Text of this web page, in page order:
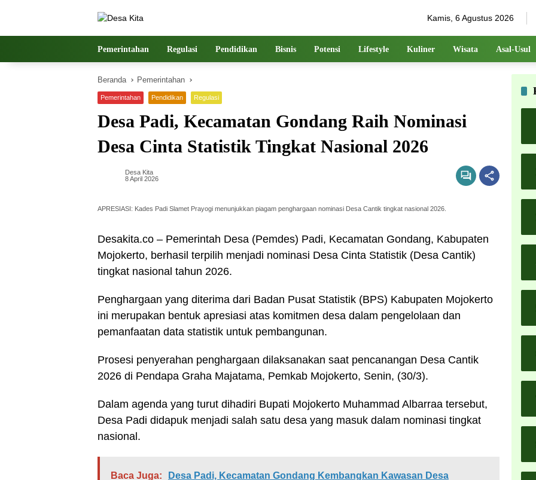
Kamis, 6 Agustus 2026
Pemerintahan Regulasi Pendidikan Bisnis Potensi Lifestyle Kuliner Wisata Asal-Usul
Beranda Pemerintahan
Pemerintahan Pendidikan Regulasi
Desa Padi, Kecamatan Gondang Raih Nominasi
Desa Cinta Statistik Tingkat Nasional 2026
Desa Kita
8 April 2026
APRESIASI: Kades Padi Slamet Prayogi menunjukkan piagam penghargaan nominasi Desa Cantik tingkat nasional 2026.
Desakita.co – Pemerintah Desa (Pemdes) Padi, Kecamatan Gondang, Kabupaten
Mojokerto, berhasil terpilih menjadi nominasi Desa Cinta Statistik (Desa Cantik)
tingkat nasional tahun 2026.
Penghargaan yang diterima dari Badan Pusat Statistik (BPS) Kabupaten Mojokerto
ini merupakan bentuk apresiasi atas komitmen desa dalam pengelolaan dan
pemanfaatan data statistik untuk pembangunan.
Prosesi penyerahan penghargaan dilaksanakan saat pencanangan Desa Cantik
2026 di Pendapa Graha Majatama, Pemkab Mojokerto, Senin, (30/3).
Dalam agenda yang turut dihadiri Bupati Mojokerto Muhammad Albarraa tersebut,
Desa Padi didapuk menjadi salah satu desa yang masuk dalam nominasi tingkat
nasional.
Baca Juga:
Desa Padi, Kecamatan Gondang Kembangkan Kawasan Desa